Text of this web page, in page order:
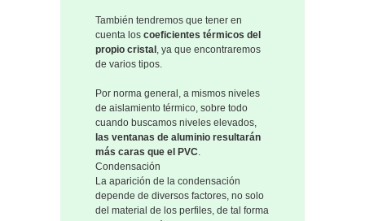
También tendremos que tener en
cuenta los coeficientes térmicos del
propio cristal , ya que encontraremos
de varios tipos.
Por norma general, a mismos niveles
de aislamiento térmico, sobre todo
cuando buscamos niveles elevados,
las ventanas de aluminio resultarán
más caras que el PVC.
Condensación
La aparición de la condensación
depende de diversos factores, no solo
del material de los perfiles, de tal forma